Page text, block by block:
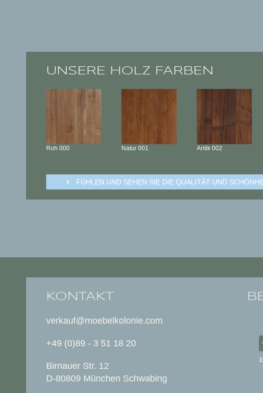
UNSERE HOLZ FARBEN
Roh 000 Natur 001 Antik 002
FÜHLEN UND SEHEN SIE DIE QUALITÄT UND
KONTAKT
verkauf@moebelkolonie.com
+49 (0)89 - 3 51 18 20
Birnauer Str. 12
D-80809 München Schwabing